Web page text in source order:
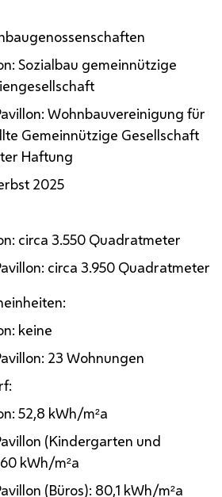
Sozialbau gemeinnützige
Wohnbauvereinigung für
Gemeinnützige Gesellschaft
Haftung
2025
circa 3.550 Quadratmeter
circa 3.950 Quadratmeter
keine
23 Wohnungen
52,8 kWh/m²a
(Kindergarten und
kWh/m²a
(Büros): 80,1 kWh/m²a